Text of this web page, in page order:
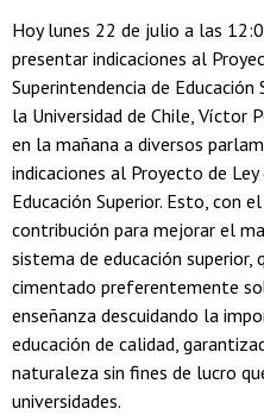
Hoy lunes 22 de julio a las
presentar indicaciones al
Superintendencia de
la Universidad de Chile, Víctor
en la mañana a diversos
indicaciones al Proyecto de
Educación Superior. Esto, con
contribución para mejorar el
sistema de educación superior,
cimentado preferentemente
enseñanza descuidando la
educación de calidad,
naturaleza sin fines de lucro
universidades.